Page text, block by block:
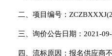
二、项目编号：
三、询价公告日期： 2021-
四、流标原因：报名供应商